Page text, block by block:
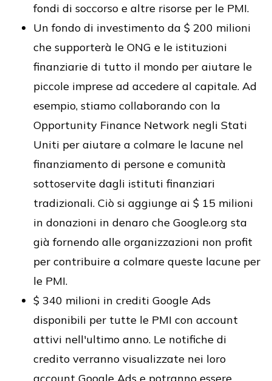
fondi di soccorso e altre risorse per le PMI.
Un fondo di investimento da $ 200 milioni
che supporterà le ONG e le istituzioni
finanziarie di tutto il mondo per aiutare le
piccole imprese ad accedere al capitale. Ad
esempio, stiamo collaborando con la
Opportunity Finance Network negli Stati
Uniti per aiutare a colmare le lacune nel
finanziamento di persone e comunità
sottoservite dagli istituti finanziari
tradizionali. Ciò si aggiunge ai $ 15 milioni
in donazioni in denaro che Google.org sta
già fornendo alle organizzazioni non profit
per contribuire a colmare queste lacune per
le PMI.
$ 340 milioni in crediti Google Ads
disponibili per tutte le PMI con account
attivi nell'ultimo anno. Le notifiche di
credito verranno visualizzate nei loro
account Google Ads e potranno essere